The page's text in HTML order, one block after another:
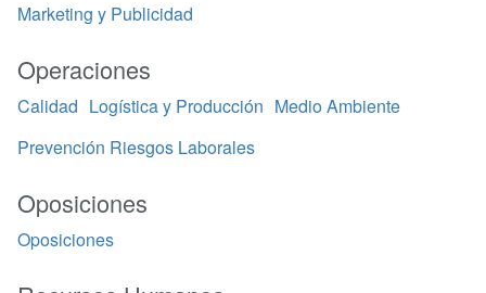
Marketing y Publicidad
Operaciones
Calidad Logística y Producción Medio Ambiente
Prevención Riesgos Laborales
Oposiciones
Oposiciones